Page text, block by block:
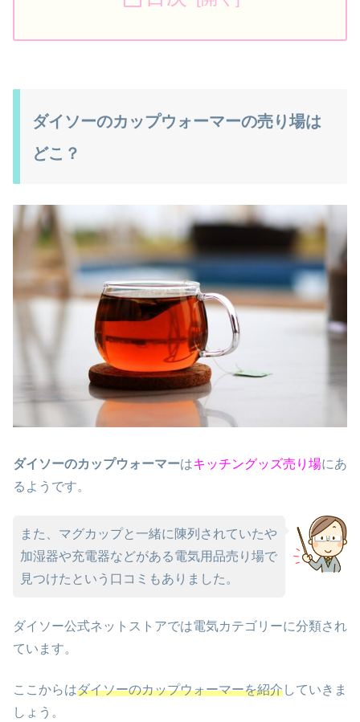
ダイソーのカップウォーマーの売り場は
どこ？
ダイソーのカップウォーマーはキッチングッズ売り場にあ
るようです。
また、マグカップと一緒に陳列されていたや
加湿器や充電器などがある電気用品売り場で
見つけたという口コミもありました。
ダイソー公式ネットストアでは電気カテゴリーに分類され
ています。
ここからはダイソーのカップウォーマーを紹介していきま
しょう。